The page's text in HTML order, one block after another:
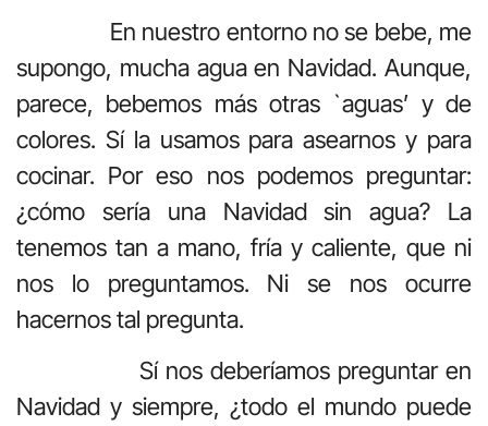
En nuestro entorno no se bebe, me
supongo, mucha agua en Navidad. Aunque,
parece, bebemos más otras `aguas’ y de
colores. Sí la usamos para asearnos y para
cocinar. Por eso nos podemos preguntar:
¿cómo sería una Navidad sin agua? La
tenemos tan a mano, fría y caliente, que ni
nos lo preguntamos. Ni se nos ocurre
hacernos tal pregunta.
Sí nos deberíamos preguntar en
Navidad y siempre, ¿todo el mundo puede